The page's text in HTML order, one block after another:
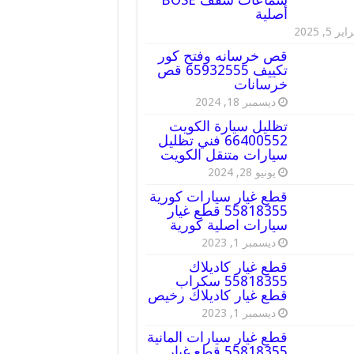
أصلية
5, 2025
قص خرسانه وفتح كور
تكييف 65932555 قص
خرسانات
ديسمبر 18, 2024
تظليل سيارة الكويت
66400552 فني تظليل
سيارات متنقل الكويت
يونيو 28, 2024
قطع غيار سيارات كورية
55818355 قطع غيار
سيارات اصلية كورية
ديسمبر 1, 2023
قطع غيار كاديلاك
55818355 سكراب
قطع غيار كاديلاك رخيص
ديسمبر 1, 2023
قطع غيار سيارات المانية